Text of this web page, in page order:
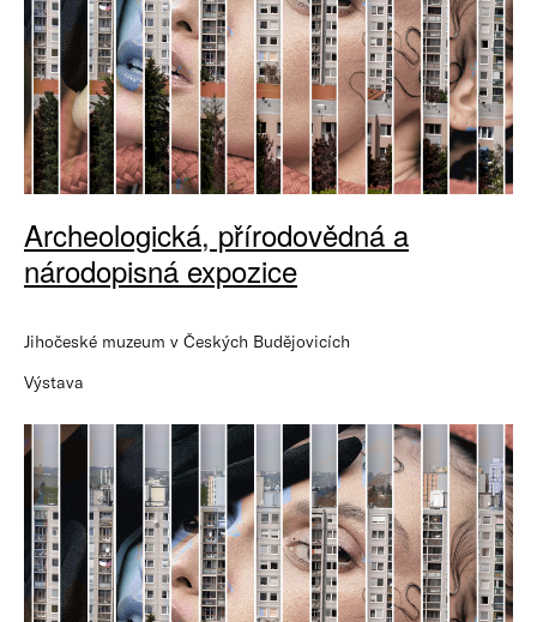
Archeologická, přírodovědná a
národopisná expozice
Jihočeské muzeum v Českých Budějovicích
Výstava